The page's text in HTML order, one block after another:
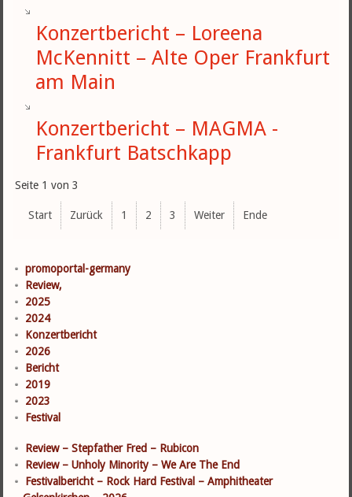
Konzertbericht – Loreena
McKennitt – Alte Oper Frankfurt
am Main
Konzertbericht – MAGMA -
Frankfurt Batschkapp
Seite 1 von 3
Start Zurück 1 2 3 Weiter Ende
promoportal-germany
Review,
2025
2024
Konzertbericht
2026
Bericht
2019
2023
Festival
Review – Stepfather Fred – Rubicon
Review – Unholy Minority – We Are The End
Festivalbericht – Rock Hard Festival – Amphitheater